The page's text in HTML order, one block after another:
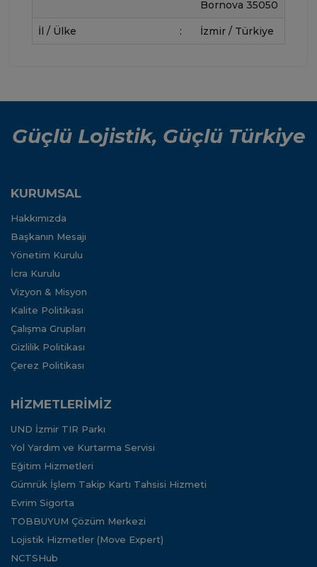
Bornova 35050
İl / Ülke : İzmir / Türkiye
Güçlü Lojistik, Güçlü Türkiye
KURUMSAL
Hakkımızda
Başkanın Mesajı
Yönetim Kurulu
İcra Kurulu
Vizyon & Misyon
Kalite Politikası
Çalışma Grupları
Gizlilik Politikası
Çerez Politikası
HİZMETLERİMİZ
UND İzmir TIR Parkı
Yol Yardım ve Kurtarma Servisi
Eğitim Hizmetleri
Gümrük İşlem Takip Kartı Tahsisi Hizmeti
Evrim Sigorta
TOBBUYUM Çözüm Merkezi
Lojistik Hizmetler (Move Expert)
NCTSHub